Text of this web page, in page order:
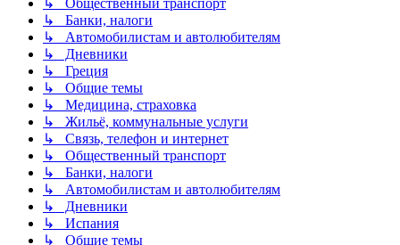
↳ Банки, налоги
↳ Автомобилистам и автолюбителям
↳ Дневники
↳ Греция
↳ Общие темы
↳ Медицина, страховка
↳ Жильё, коммунальные услуги
↳ Связь, телефон и интернет
↳ Общественный транспорт
↳ Банки, налоги
↳ Автомобилистам и автолюбителям
↳ Дневники
↳ Испания
↳ Общие темы